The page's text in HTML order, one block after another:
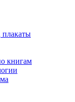
плакаты
книгам